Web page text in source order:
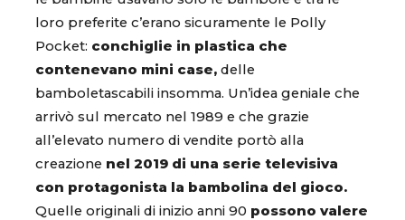
loro preferite c’erano sicuramente le Polly
Pocket: conchiglie in plastica che
contenevano mini case, delle
bamboletascabili insomma. Un’idea geniale che
arrivò sul mercato nel 1989 e che grazie
all’elevato numero di vendite portò alla
creazione nel 2019 di una serie televisiva
con protagonista la bambolina del gioco.
Quelle originali di inizio anni 90 possono valere